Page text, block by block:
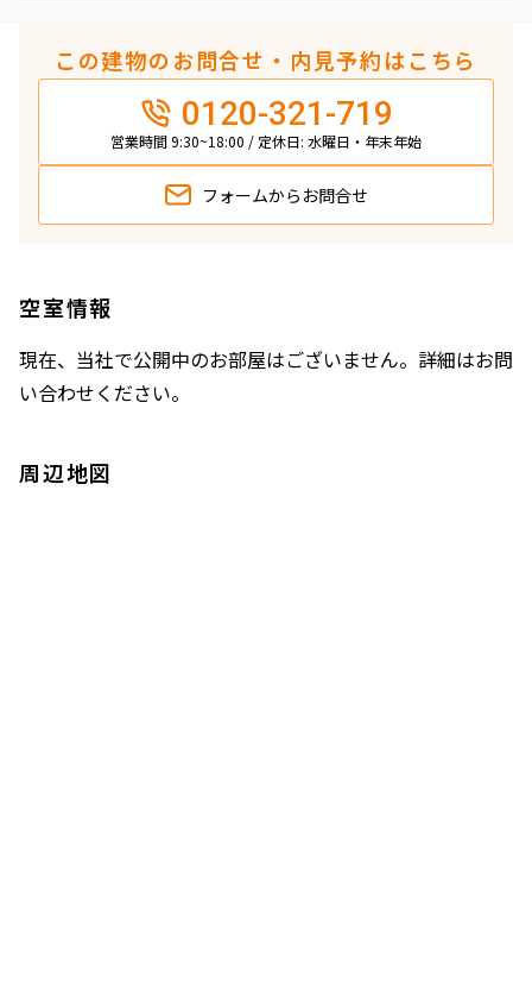
この建物のお問合せ・内見予約はこちら
0120-321-719
営業時間 9:30~18:00 / 定休日: 水曜日・年末年始
フォームから お問合せ
空室情報
現在、当社で公開中のお部屋はございません。詳細はお問
い合わせください。
周辺地図